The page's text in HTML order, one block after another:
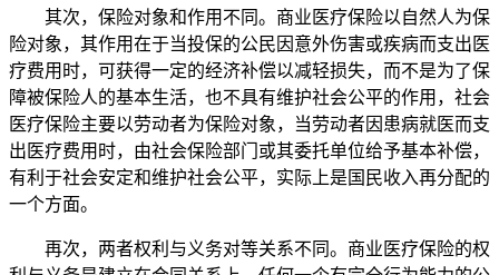
其次，保险对象和作用不同。商业医疗保险以自然人为保
险对象，其作用在于当投保的公民因意外伤害或疾病而支出医
疗费用时，可获得一定的经济补偿以减轻损失，而不是为了保
障被保险人的基本生活，也不具有维护社会公平的作用，社会
医疗保险主要以劳动者为保险对象，当劳动者因患病就医而支
出医疗费用时，由社会保险部门或其委托单位给予基本补偿，
有利于社会安定和维护社会公平，实际上是国民收入再分配的
一个方面。
再次，两者权利与义务对等关系不同。商业医疗保险的权